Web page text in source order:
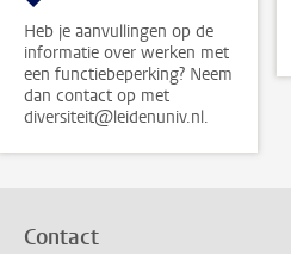
Heb je aanvullingen op de
informatie over werken met
een functiebeperking? Neem
dan contact op met
diversiteit@leidenuniv.nl.
Contact